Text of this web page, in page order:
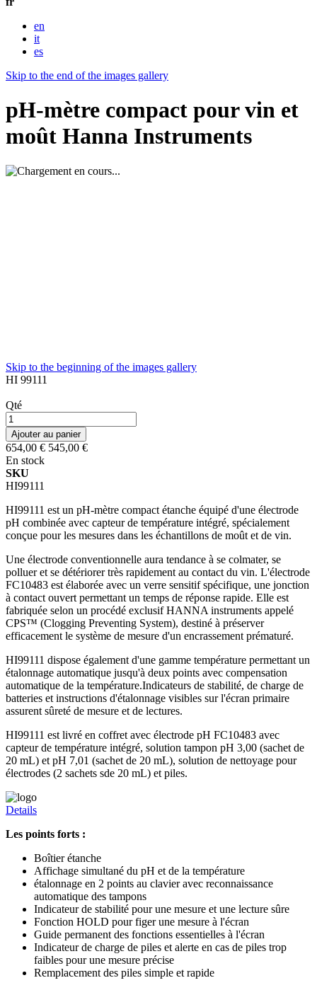
en
it
es
Skip to the end of the images gallery
pH-mètre compact pour vin et
moût Hanna Instruments
Skip to the beginning of the images gallery
HI 99111
Qté
Ajouter au panier
654,00 € 545,00 €
En stock
SKU
HI99111
HI99111 est un pH-mètre compact étanche équipé d'une électrode
pH combinée avec capteur de température intégré, spécialement
conçue pour les mesures dans les échantillons de moût et de vin.
Une électrode conventionnelle aura tendance à se colmater, se
polluer et se détériorer très rapidement au contact du vin. L'électrode
FC10483 est élaborée avec un verre sensitif spécifique, une jonction
à contact ouvert permettant un temps de réponse rapide. Elle est
fabriquée selon un procédé exclusif HANNA instruments appelé
CPS™ (Clogging Preventing System), destiné à préserver
efficacement le système de mesure d'un encrassement prématuré.
HI99111 dispose également d'une gamme température permettant un
étalonnage automatique jusqu'à deux points avec compensation
automatique de la température.Indicateurs de stabilité, de charge de
batteries et instructions d'étalonnage visibles sur l'écran primaire
assurent sûreté de mesure et de lectures.
HI99111 est livré en coffret avec électrode pH FC10483 avec
capteur de température intégré, solution tampon pH 3,00 (sachet de
20 mL) et pH 7,01 (sachet de 20 mL), solution de nettoyage pour
électrodes (2 sachets sde 20 mL) et piles.
Details
Les points forts :
Boîtier étanche
Affichage simultané du pH et de la température
étalonnage en 2 points au clavier avec reconnaissance
automatique des tampons
Indicateur de stabilité pour une mesure et une lecture sûre
Fonction HOLD pour figer une mesure à l'écran
Guide permanent des fonctions essentielles à l'écran
Indicateur de charge de piles et alerte en cas de piles trop
faibles pour une mesure précise
Remplacement des piles simple et rapide